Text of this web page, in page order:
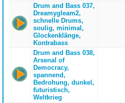
Drum and Bass 037,
Dreamygleam2,
schnelle Drums,
soulig, minimal,
Glockenklänge,
Kontrabass
Drum and Bass 038,
Arsenal of
Democracy,
spannend,
Bedrohung, dunkel,
futuristisch,
Weltkrieg